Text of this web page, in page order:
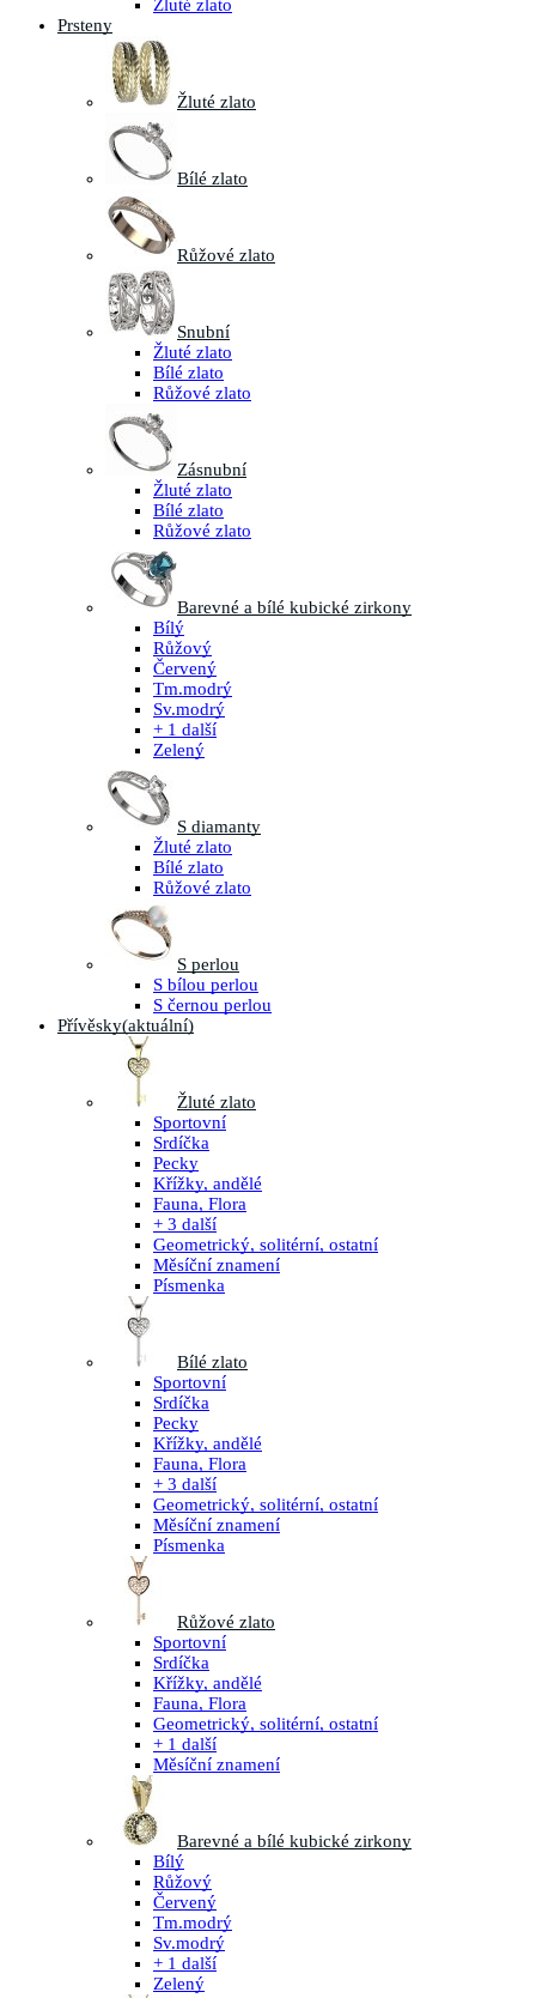
Žluté zlato
Prsteny
Žluté zlato
Bílé zlato
Růžové zlato
Snubní
Žluté zlato
Bílé zlato
Růžové zlato
Zásnubní
Žluté zlato
Bílé zlato
Růžové zlato
Barevné a bílé kubické zirkony
Bílý
Růžový
Červený
Tm.modrý
Sv.modrý
+ 1 další
Zelený
S diamanty
Žluté zlato
Bílé zlato
Růžové zlato
S perlou
S bílou perlou
S černou perlou
Přívěsky(aktuální)
Žluté zlato
Sportovní
Srdíčka
Pecky
Křížky, andělé
Fauna, Flora
+ 3 další
Geometrický, solitérní, ostatní
Měsíční znamení
Písmenka
Bílé zlato
Sportovní
Srdíčka
Pecky
Křížky, andělé
Fauna, Flora
+ 3 další
Geometrický, solitérní, ostatní
Měsíční znamení
Písmenka
Růžové zlato
Sportovní
Srdíčka
Křížky, andělé
Fauna, Flora
Geometrický, solitérní, ostatní
+ 1 další
Měsíční znamení
Barevné a bílé kubické zirkony
Bílý
Růžový
Červený
Tm.modrý
Sv.modrý
+ 1 další
Zelený